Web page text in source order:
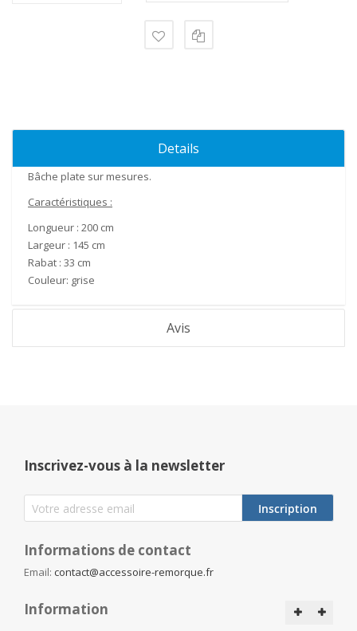
Details
Bâche plate sur mesures.
Caractéristiques :
Longueur : 200 cm
Largeur : 145 cm
Rabat : 33 cm
Couleur: grise
Avis
Inscrivez-vous à la newsletter
Inscription
Informations de contact
Email: contact@accessoire-remorque.fr
Information